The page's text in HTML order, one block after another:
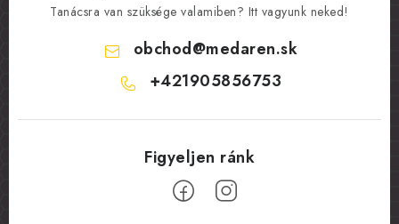
Tanácsra van szüksége valamiben? Itt vagyunk neked!
obchod@medaren.sk
+421905856753